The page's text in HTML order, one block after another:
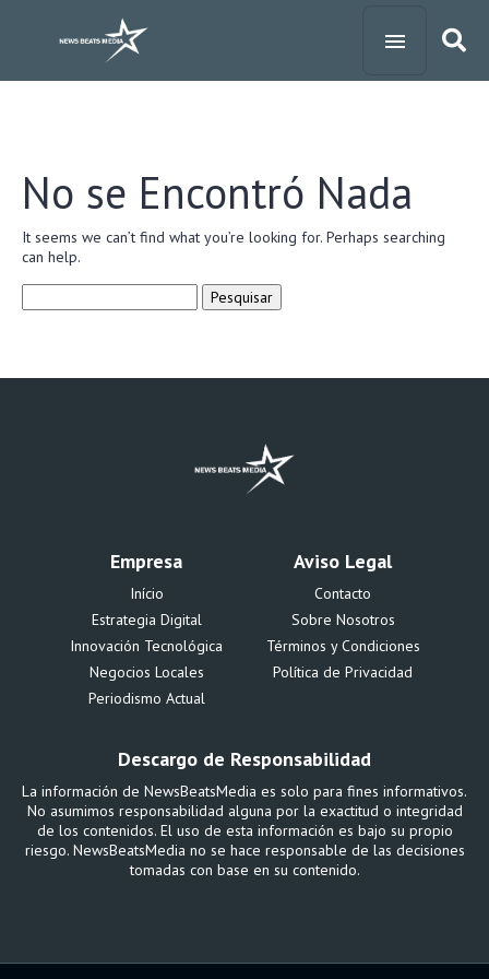
No se Encontró Nada
It seems we can’t find what you’re looking for. Perhaps searching
can help.
Empresa
Início
Estrategia Digital
Innovación Tecnológica
Negocios Locales
Periodismo Actual
Aviso Legal
Contacto
Sobre Nosotros
Términos y Condiciones
Política de Privacidad
Descargo de Responsabilidad
La información de NewsBeatsMedia es solo para fines informativos.
No asumimos responsabilidad alguna por la exactitud o integridad
de los contenidos. El uso de esta información es bajo su propio
riesgo. NewsBeatsMedia no se hace responsable de las decisiones
tomadas con base en su contenido.